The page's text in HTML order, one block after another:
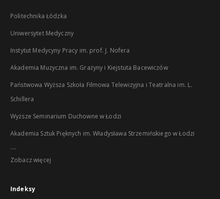
Politechnika Łódzka
Uniwersytet Medyczny
Instytut Medycyny Pracy im. prof. J. Nofera
Akademia Muzyczna im. Grażyny i Kiejstuta Bacewiczów
Państwowa Wyższa Szkoła Filmowa Telewizyjna i Teatralna im. L.
Schillera
Wyższe Seminarium Duchowne w Łodzi
Akademia Sztuk Pięknych im. Władysława Strzemińskiego w Łodzi
...
Zobacz więcej
Indeksy